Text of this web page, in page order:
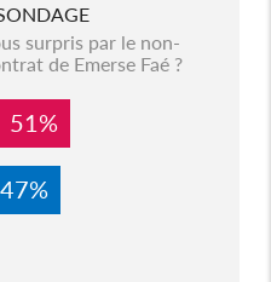
surpris par le non-
de Emerse Faé ?
51%
47%